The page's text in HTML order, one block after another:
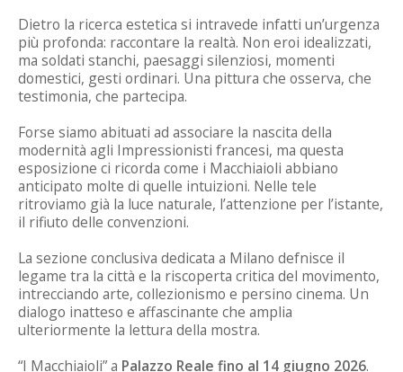
Dietro la ricerca estetica si intravede infatti un’urgenza
più profonda: raccontare la realtà. Non eroi idealizzati,
ma soldati stanchi, paesaggi silenziosi, momenti
domestici, gesti ordinari. Una pittura che osserva, che
testimonia, che partecipa.
Forse siamo abituati ad associare la nascita della
modernità agli Impressionisti francesi, ma questa
esposizione ci ricorda come i Macchiaioli abbiano
anticipato molte di quelle intuizioni. Nelle tele
ritroviamo già la luce naturale, l’attenzione per l’istante,
il rifiuto delle convenzioni.
La sezione conclusiva dedicata a Milano defnisce il
legame tra la città e la riscoperta critica del movimento,
intrecciando arte, collezionismo e persino cinema. Un
dialogo inatteso e affascinante che amplia
ulteriormente la lettura della mostra.
“I Macchiaioli” a Palazzo Reale fino al 14 giugno 2026.